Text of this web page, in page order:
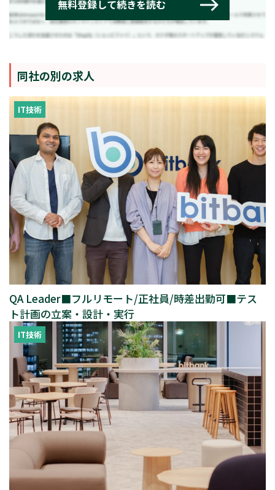
同社の別の求人
IT技術
QA Leader■フルリモート/正社員/時差出勤可■テス
ト計画の立案・設計・実行
IT技術